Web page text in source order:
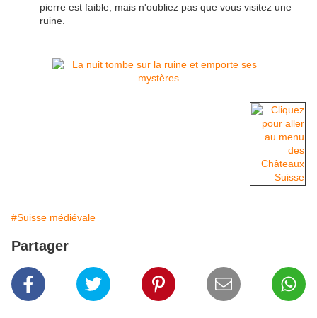
pierre est faible, mais n'oubliez pas que vous visitez une
ruine.
#Suisse médiévale
Partager